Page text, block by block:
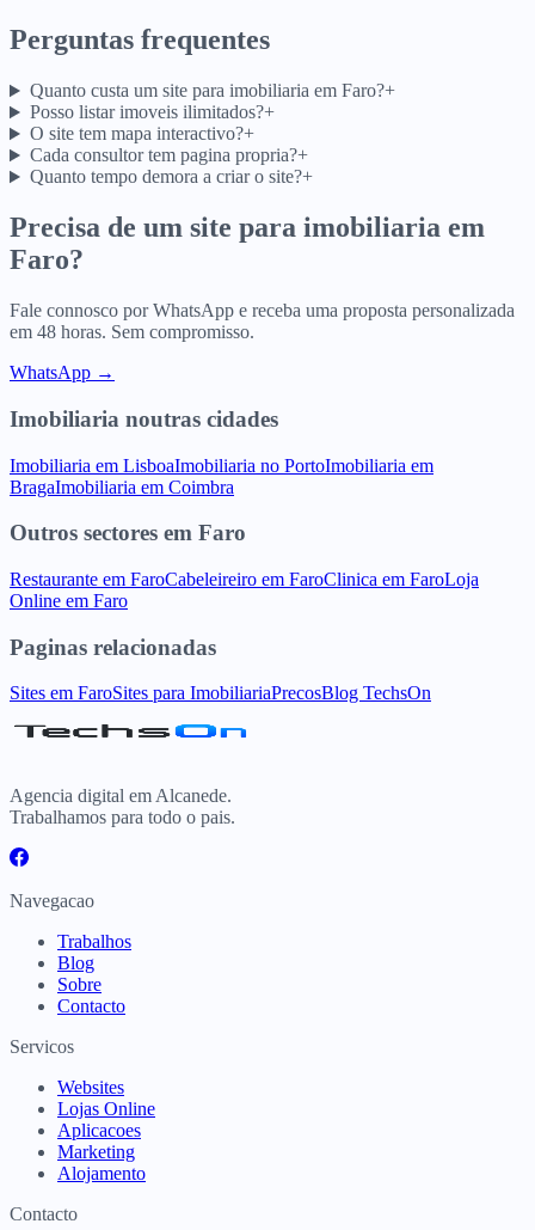
Perguntas frequentes
Quanto custa um site para imobiliaria em Faro?+
Posso listar imoveis ilimitados?+
O site tem mapa interactivo?+
Cada consultor tem pagina propria?+
Quanto tempo demora a criar o site?+
Precisa de um site para imobiliaria em
Faro?
Fale connosco por WhatsApp e receba uma proposta personalizada
em 48 horas. Sem compromisso.
WhatsApp →
Imobiliaria noutras cidades
Imobiliaria em LisboaImobiliaria no PortoImobiliaria em
BragaImobiliaria em Coimbra
Outros sectores em Faro
Restaurante em FaroCabeleireiro em FaroClinica em FaroLoja
Online em Faro
Paginas relacionadas
Sites em FaroSites para ImobiliariaPrecosBlog TechsOn
Agencia digital em Alcanede.
Trabalhamos para todo o pais.
Navegacao
Trabalhos
Blog
Sobre
Contacto
Servicos
Websites
Lojas Online
Aplicacoes
Marketing
Alojamento
Contacto